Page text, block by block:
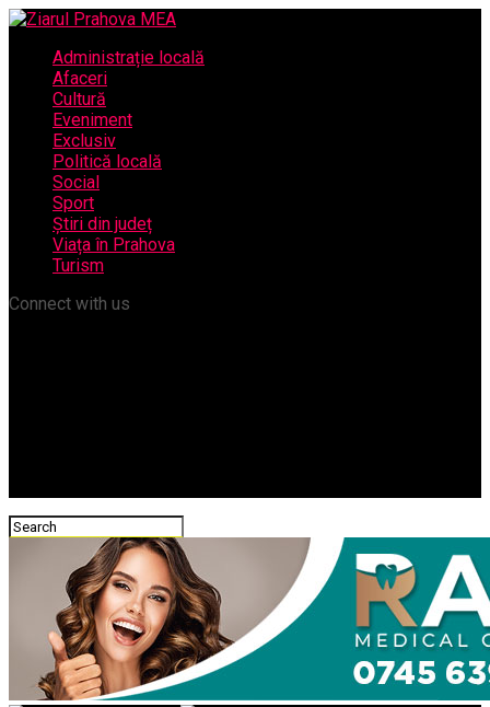
Administrație locală
Afaceri
Cultură
Eveniment
Exclusiv
Politică locală
Social
Sport
Știri din județ
Viața în Prahova
Turism
Connect with us